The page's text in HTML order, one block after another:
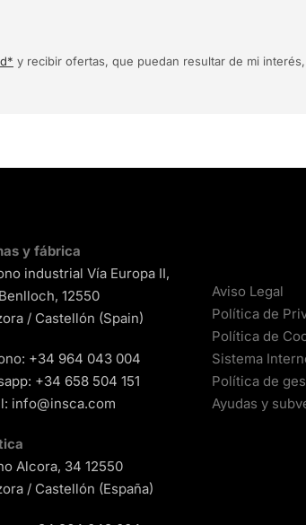
y recibir ofertas, que puedan resultar de mi interés,
y fábrica
industrial Vía Europa II,
12550
/ Castellón (Spain)
+34 964 043 004
+34 658 504 151
info@insca.com
Alcora, 34 12550
/ Castellón (España)
Aviso Legal
Política de
Política de
Sistema
Política de
Ayudas y